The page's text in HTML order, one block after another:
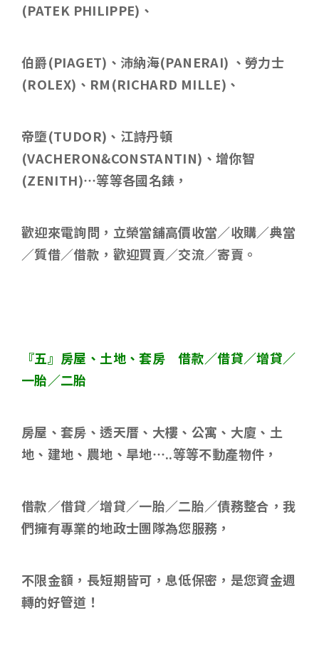
(PATEK PHILIPPE) 、
伯爵(PIAGET) 、沛納海(PANERAI) 、勞力士
(ROLEX) 、 RM(RICHARD MILLE) 、
帝墮(TUDOR) 、江詩丹頓
(VACHERON&CONSTANTIN) 、增你智
(ZENITH)…等等各國名錶，
歡迎來電詢問，立榮當舖高價收當／收購／典當
／質借／借款，歡迎買賣／交流／寄賣。
『五』房屋、土地、套房 借款／借貸／增貸／
一胎／二胎
房屋、套房、透天厝、大樓、公寓、大廈、土
地、建地、農地、旱地…..等等不動產物件，
借款／借貸／增貸／一胎／二胎／債務整合，我
們擁有專業的地政士團隊為您服務，
不限金額，長短期皆可，息低保密，是您資金週
轉的好管道！